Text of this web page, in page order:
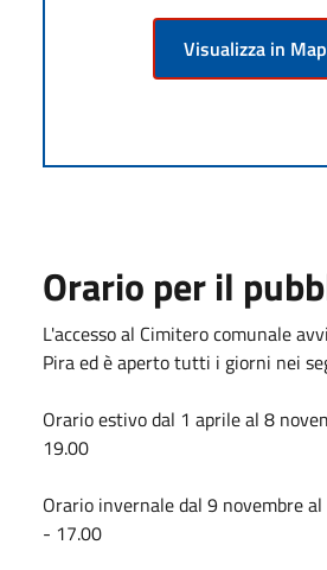
Visualizza in
Orario per il
L'accesso al Cimitero comunale
Pira ed è aperto tutti i giorni nei
Orario estivo dal 1 aprile al 8
19.00
Orario invernale dal 9 novembre
- 17.00